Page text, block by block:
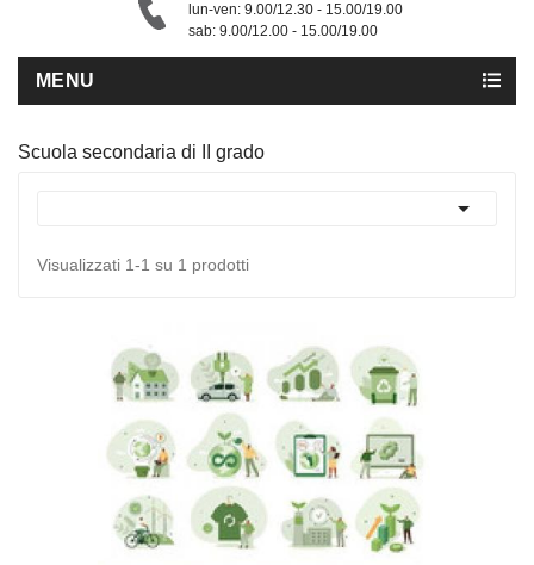
lun-ven: 9.00/12.30 - 15.00/19.00
sab: 9.00/12.00 - 15.00/19.00
MENU
Scuola secondaria di II grado

Visualizzati 1-1 su 1 prodotti